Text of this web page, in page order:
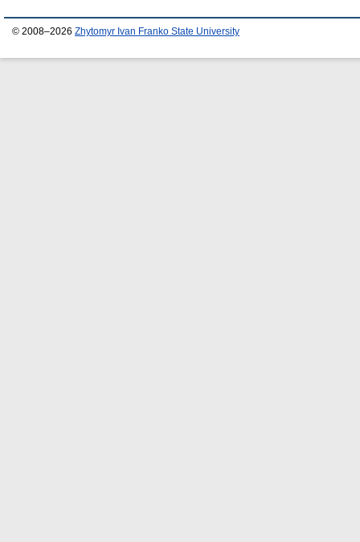
© 2008–2026 Zhytomyr Ivan Franko State University